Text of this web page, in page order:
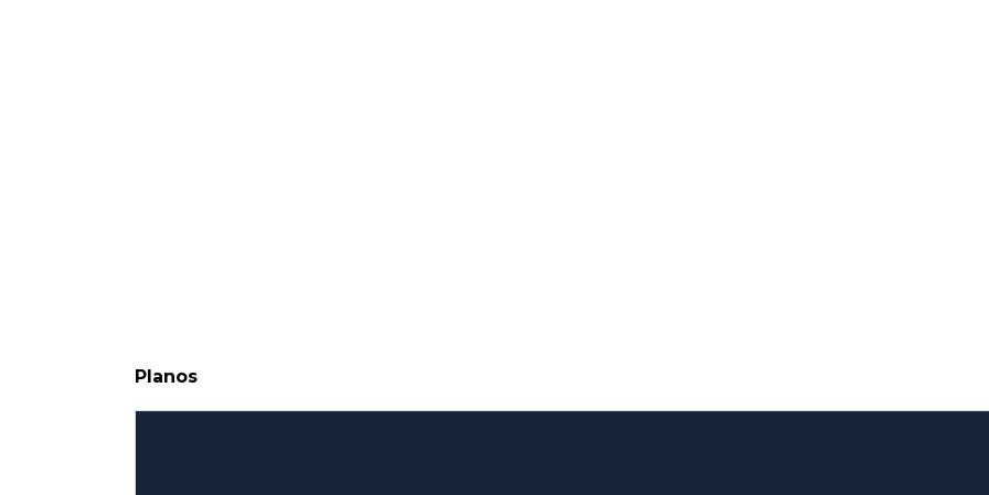
Planos